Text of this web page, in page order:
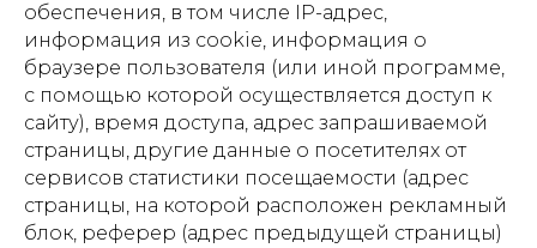
обеспечения, в том числе IP-адрес,
информация из cookie, информация о
браузере пользователя (или иной программе,
с помощью которой осуществляется доступ к
сайту), время доступа, адрес запрашиваемой
страницы, другие данные о посетителях от
сервисов статистики посещаемости (адрес
страницы, на которой расположен рекламный
блок, реферер (адрес предыдущей страницы)